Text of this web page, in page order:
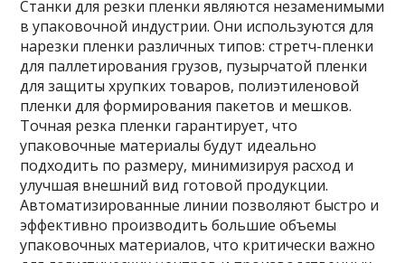
Станки для резки пленки являются незаменимыми
в упаковочной индустрии. Они используются для
нарезки пленки различных типов: стретч-пленки
для паллетирования грузов, пузырчатой пленки
для защиты хрупких товаров, полиэтиленовой
пленки для формирования пакетов и мешков.
Точная резка пленки гарантирует, что
упаковочные материалы будут идеально
подходить по размеру, минимизируя расход и
улучшая внешний вид готовой продукции.
Автоматизированные линии позволяют быстро и
эффективно производить большие объемы
упаковочных материалов, что критически важно